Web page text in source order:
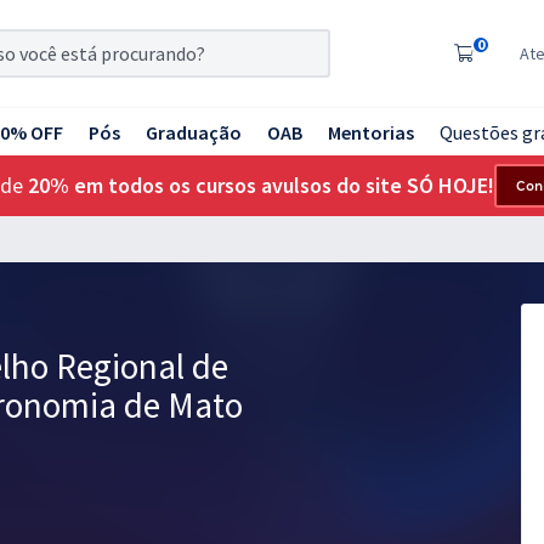
0
OFF Pós Graduação OAB Mentorias Questões
20% em todos os cursos avulsos do site SÓ HOJE!
Regional de
de Mato